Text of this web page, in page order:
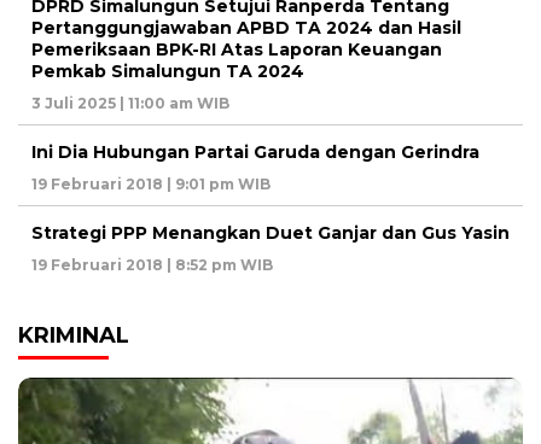
DPRD Simalungun Setujui Ranperda Tentang
Pertanggungjawaban APBD TA 2024 dan Hasil
Pemeriksaan BPK-RI Atas Laporan Keuangan
Pemkab Simalungun TA 2024
3 Juli 2025 | 11:00 am WIB
Ini Dia Hubungan Partai Garuda dengan Gerindra
19 Februari 2018 | 9:01 pm WIB
Strategi PPP Menangkan Duet Ganjar dan Gus Yasin
19 Februari 2018 | 8:52 pm WIB
KRIMINAL